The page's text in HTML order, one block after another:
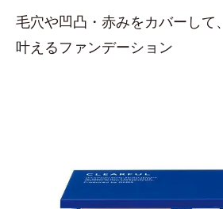
毛穴や凹凸・赤みをカバーして
叶えるファンデーション